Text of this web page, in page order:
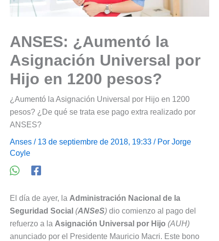
ANSES: ¿Aumentó la
Asignación Universal por
Hijo en 1200 pesos?
¿Aumentó la Asignación Universal por Hijo en 1200
pesos? ¿De qué se trata ese pago extra realizado por
ANSES?
Anses / 13 de septiembre de 2018, 19:33 / Por Jorge
Coyle
El día de ayer, la Administración Nacional de la
Seguridad Social (ANSeS) dio comienzo al pago del
refuerzo a la Asignación Universal por Hijo (AUH)
anunciado por el Presidente Mauricio Macri. Este bono